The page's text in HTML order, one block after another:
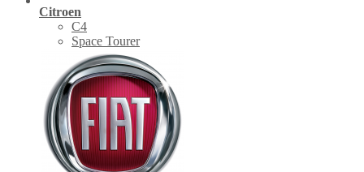
Citroen
C4
Space Tourer